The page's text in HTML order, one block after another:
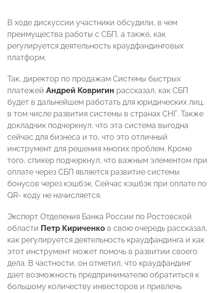
В ходе дискуссии участники обсудили, в чем
преимущества работы с СБП, а также, как
регулируется деятельность краудфандинговых
платформ.
Так, директор по продажам Системы быстрых
платежей Андрей Ковригин рассказал, как СБП
будет в дальнейшем работать для юридических лиц,
в том числе развития системы в странах СНГ. Также
докладчик подчеркнул, что эта система выгодна
сейчас для бизнеса и то, что это отличный
инструмент для решения многих проблем. Кроме
того, спикер подчеркнул, что важным элементом при
оплате через СБП является развитие системы
бонусов через кэшбэк. Сейчас кэшбэк при оплате по
QR- коду не начисляется.
Эксперт Отделения Банка России по Ростовской
области Петр Кириченко в свою очередь рассказал,
как регулируется деятельность краудфандинга и как
этот инструмент может помочь в развитии своего
дела. В частности, он отметил, что краудфандинг
дает возможность предпринимателю обратиться к
большому количеству инвесторов и привлечь